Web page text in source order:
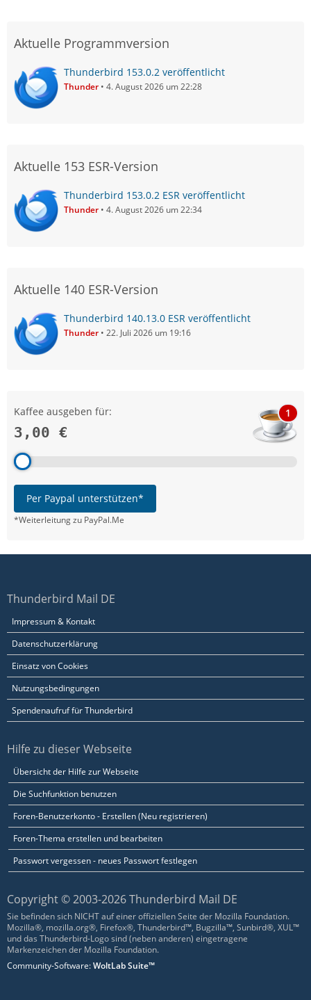
Aktuelle Programmversion
Thunderbird 153.0.2 veröffentlicht
Thunder 4. August 2026 um 22:28
Aktuelle 153 ESR-Version
Thunderbird 153.0.2 ESR veröffentlicht
Thunder 4. August 2026 um 22:34
Aktuelle 140 ESR-Version
Thunderbird 140.13.0 ESR veröffentlicht
Thunder 22. Juli 2026 um 19:16
Kaffee ausgeben für:
3,00 €
1
Per Paypal unterstützen*
*Weiterleitung zu PayPal.Me
Thunderbird Mail DE
Impressum & Kontakt
Datenschutzerklärung
Einsatz von Cookies
Nutzungsbedingungen
Spendenaufruf für Thunderbird
Hilfe zu dieser Webseite
Übersicht der Hilfe zur Webseite
Die Suchfunktion benutzen
Foren-Benutzerkonto - Erstellen (Neu registrieren)
Foren-Thema erstellen und bearbeiten
Passwort vergessen - neues Passwort festlegen
Copyright © 2003-2026 Thunderbird Mail DE
Sie befinden sich NICHT auf einer offiziellen Seite der Mozilla Foundation.
Mozilla®, mozilla.org®, Firefox®, Thunderbird™, Bugzilla™, Sunbird®, XUL™
und das Thunderbird-Logo sind (neben anderen) eingetragene
Markenzeichen der Mozilla Foundation.
Community-Software:WoltLab Suite™